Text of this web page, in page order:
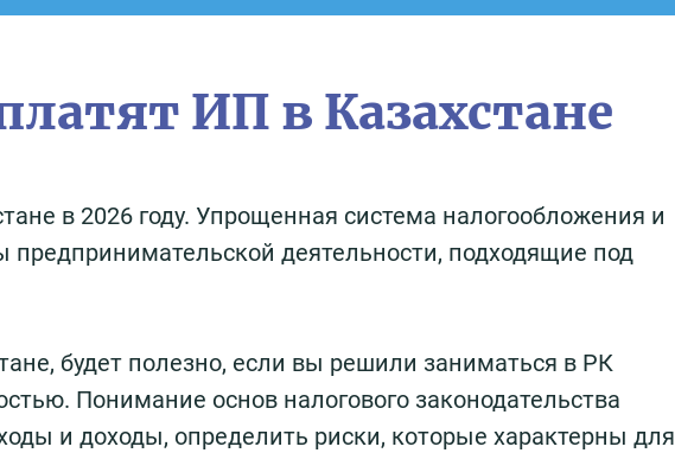
ИП в Казахстане
в 2026 году. Упрощенная система налогообложения и
предпринимательской деятельности, подходящие под
будет полезно, если вы решили заниматься в РК
Понимание основ налогового законодательства
и доходы, определить риски, которые характерны для